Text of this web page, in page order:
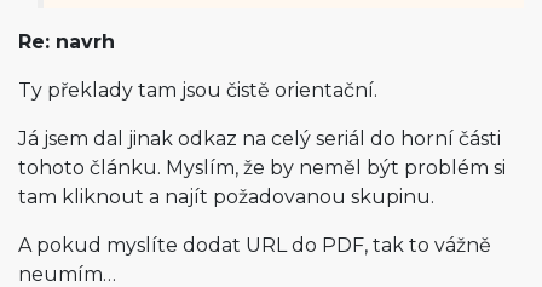
Re: navrh
Ty překlady tam jsou čistě orientační.
Já jsem dal jinak odkaz na celý seriál do horní části
tohoto článku. Myslím, že by neměl být problém si
tam kliknout a najít požadovanou skupinu.
A pokud myslíte dodat URL do PDF, tak to vážně
neumím…